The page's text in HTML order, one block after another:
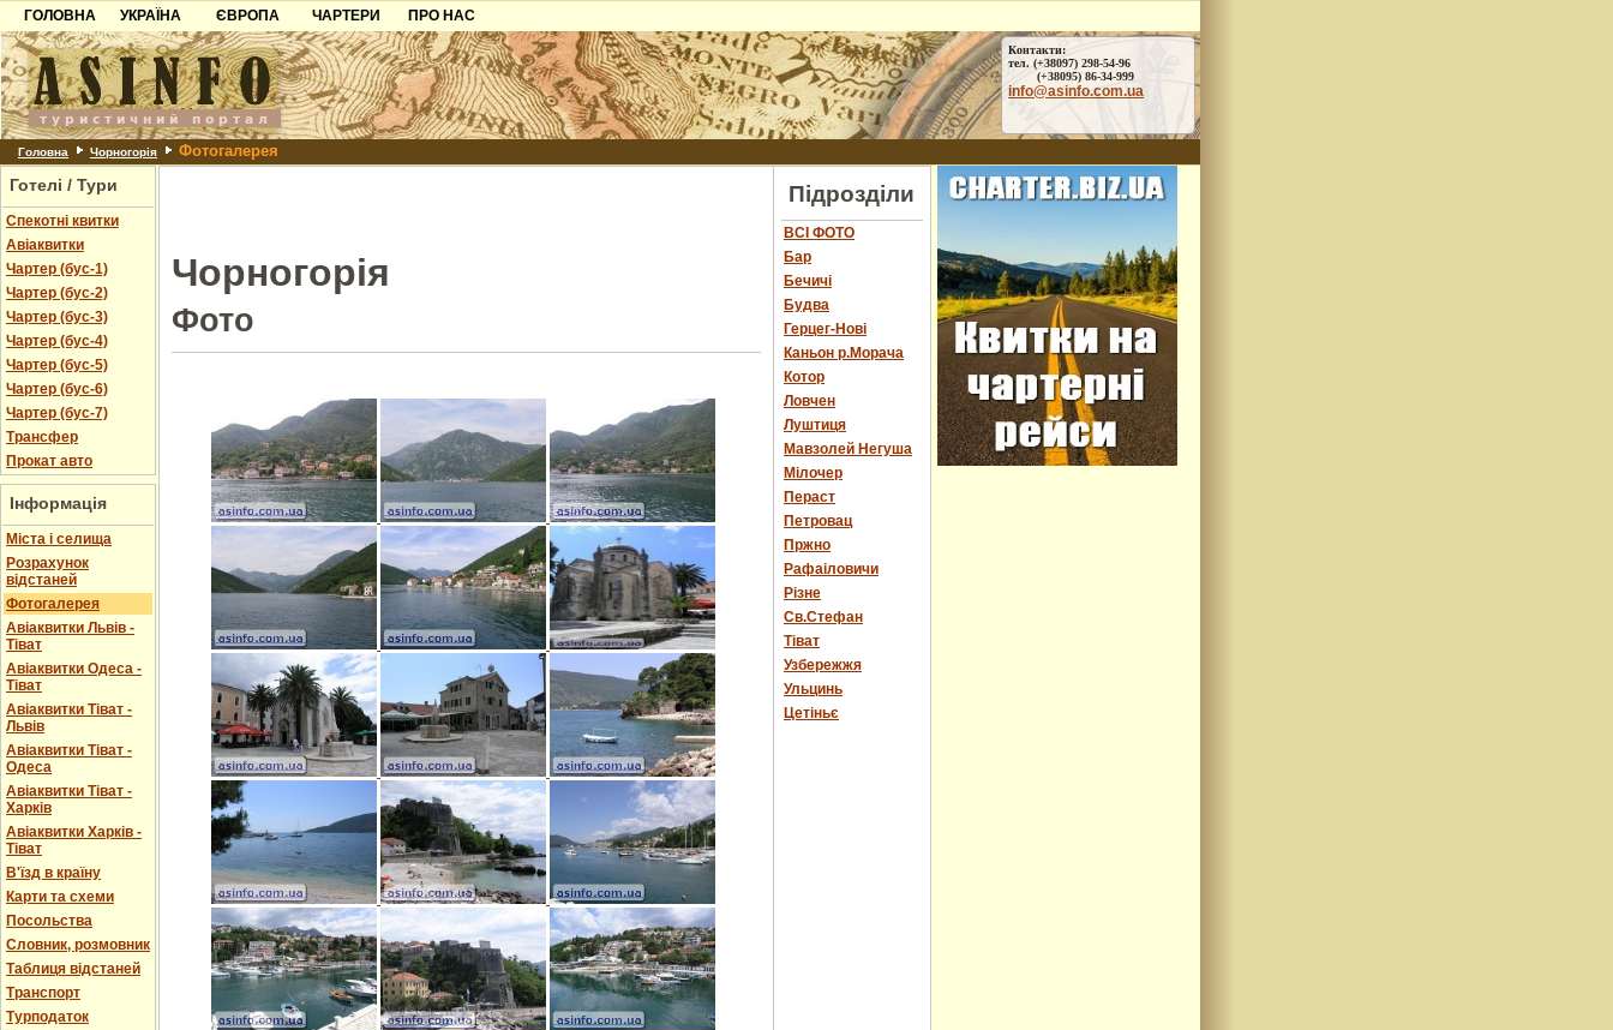
ГОЛОВНА
УКРАЇНА
Карпати
Азов
Причорноморря
Шацьк
ЄВРОПА
Чорногорія
Хорватія
Болгарія
Албанія
ЧАРТЕРИ
ПРО НАС
Контакти
Партнерам
Додати готель
Контакти:
тел. (+38097) 298-54-96
(+38095) 86-34-999
info@asinfo.com.ua
Головна Чорногорія Фотогалерея
Готелі / Тури
Спекотні квитки
Авіаквитки
Чартер (бус-1)
Чартер (бус-2)
Чартер (бус-3)
Чартер (бус-4)
Чартер (бус-5)
Чартер (бус-6)
Чартер (бус-7)
Трансфер
Прокат авто
Інформація
Міста і селища
Розрахунок
відстаней
Фотогалерея
Авіаквитки Львів -
Тіват
Авіаквитки Одеса -
Тіват
Авіаквитки Тіват -
Львів
Авіаквитки Тіват -
Одеса
Авіаквитки Тіват -
Харків
Авіаквитки Харків -
Тіват
В'їзд в країну
Карти та схеми
Посольства
Словник, розмовник
Таблиця відстаней
Транспорт
Турподаток
Чорногорія
Фото
Підрозділи
ВСІ ФОТО
Бар
Бечичі
Будва
Герцег-Нові
Каньон р.Морача
Котор
Ловчен
Луштиця
Мавзолей Негуша
Мілочер
Пераст
Петровац
Пржно
Рафаіловичи
Різне
Св.Стефан
Тіват
Узбережжя
Ульцинь
Цетіньє